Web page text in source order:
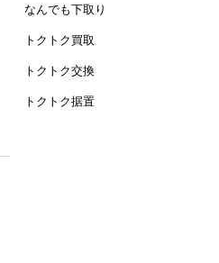
なんでも下取り
トクトク買取
トクトク交換
トクトク据置